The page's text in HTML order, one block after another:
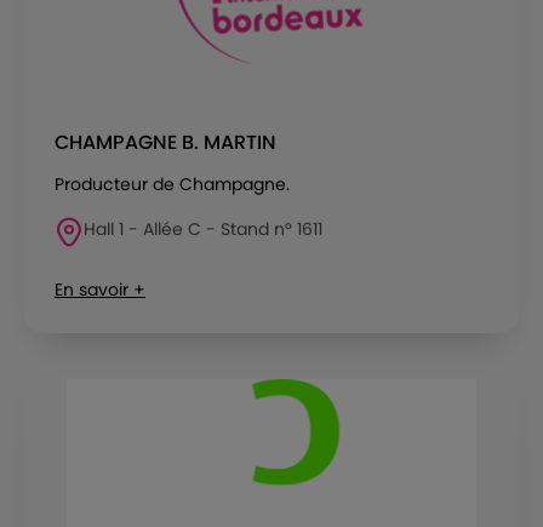
CHAMPAGNE B. MARTIN
Producteur de Champagne.
Hall 1 - Allée C - Stand n° 1611
En savoir +